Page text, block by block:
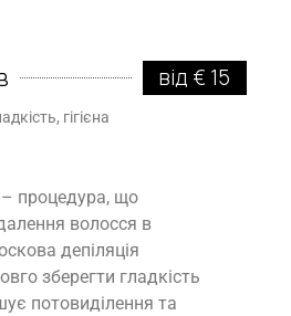
від € 15
гігієна
– процедура, що
волосся в
депіляція
зберегти гладкість
потовиділення та